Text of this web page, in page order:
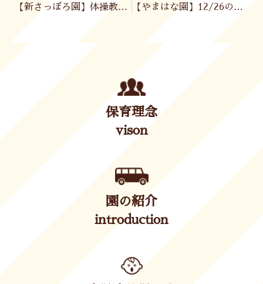
【新さっぽろ園】体操教室🤸‍♀️ 【やまはな園】12/26の様子☺
保育理念
vison
園の紹介
introduction